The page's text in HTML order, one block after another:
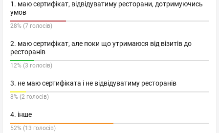
1. маю сертифікат, відвідуватиму ресторани, дотримуючись
умов
28% (7 голосів)
2. маю сертифікат, але поки що утримаюся від візитів до
ресторанів
12% (3 голосів)
3. не маю сертифіката і не відвідуватиму ресторанів
8% (2 голосів)
4. інше
52% (13 голосів)